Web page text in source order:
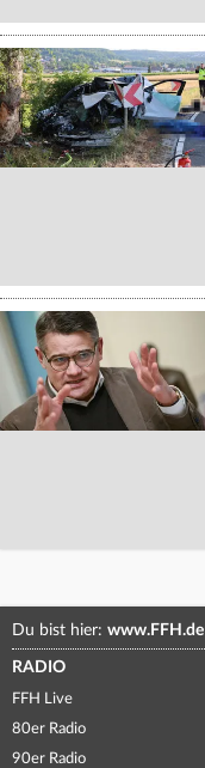
Du bist hier: www.FFH.de
RADIO
FFH Live
80er Radio
90er Radio